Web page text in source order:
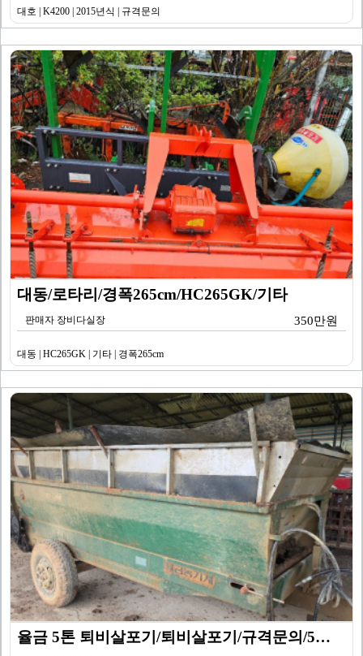
대호 | K4200 | 2015년식 | 규격문의
대동/로타리/경폭265cm/HC265GK/기타
판매자 장비다실장 350만원
대동 | HC265GK | 기타 | 경폭265cm
율금 5톤 퇴비살포기/퇴비살포기/규격문의/5톤/2000…